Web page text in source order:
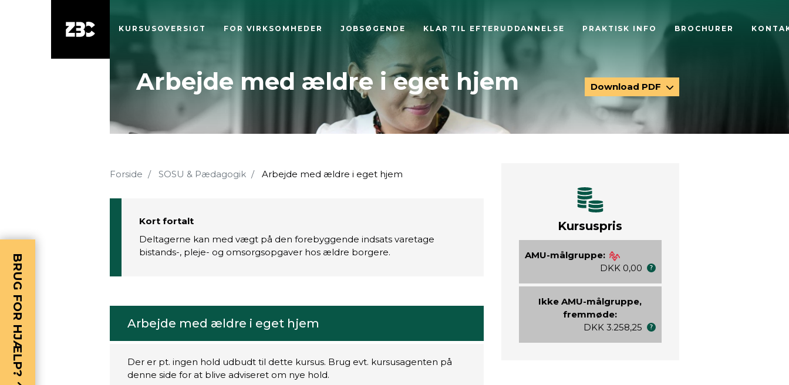
KURSUSOVERSIGT FOR VIRKSOMHEDER JOBSØGENDE KLAR TIL EFTERUDDANNELSE PRAKTISK INFO BROCHURER
Arbejde med ældre i eget hjem Download PDF
Forside SOSU & Pædagogik Arbejde med ældre i eget hjem
Kort fortalt
Deltagerne kan med vægt på den forebyggende indsats varetage
bistands-, pleje- og omsorgsopgaver hos ældre borgere.
Arbejde med ældre i eget hjem
Der er pt. ingen hold udbudt til dette kursus. Brug evt. kursusagenten på
denne side for at blive adviseret om nye hold.
Kursuspris
AMU-målgruppe:
DKK 0,00
Ikke AMU-målgruppe,
fremmøde:
DKK 3.258,25
BRUG FOR HJÆLP?